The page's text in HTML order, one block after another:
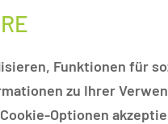
Funktionen für
zu Ihrer
Optionen